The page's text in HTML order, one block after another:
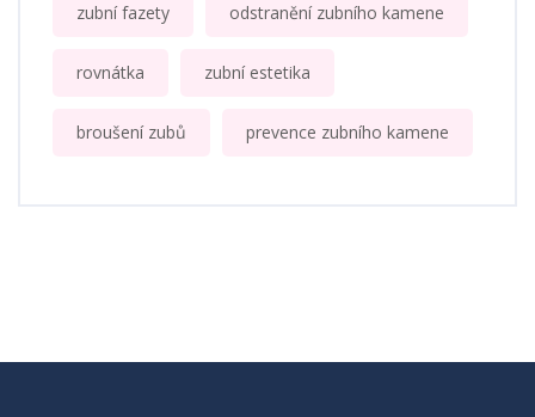
zubní fazety odstranění zubního kamene
rovnátka zubní estetika
broušení zubů prevence zubního kamene